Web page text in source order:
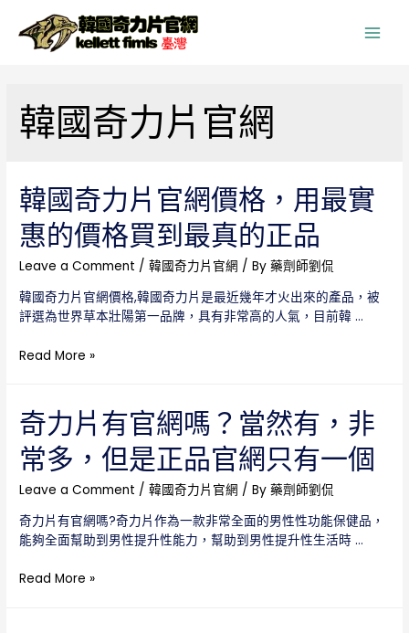
韓國奇力片官網
韓國奇力片官網價格，用最實
惠的價格買到最真的正品
Leave a Comment /韓國奇力片官網 / By藥劑師劉侃
韓國奇力片官網價格,韓國奇力片是最近幾年才火出來的產品，被
評選為世界草本壯陽第一品牌，具有非常高的人氣，目前韓 …
韓
力
片
官
網
價
用
最
惠
Read More »
奇力片有官網嗎？當然有，非
常多，但是正品官網只有一個
Leave a Comment /韓國奇力片官網 / By藥劑師劉侃
奇力片有官網嗎?奇力片作為一款非常全面的男性性功能保健品，
能夠全面幫助到男性提升性能力，幫助到男性提升性生活時 …
奇
Read More »